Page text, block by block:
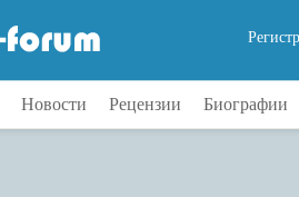
Новости Рецензии Биографии